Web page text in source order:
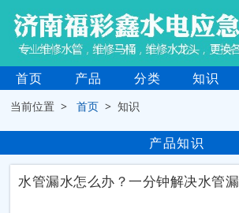
首页 产品 分类 知识
当前位置 >首页 > 知识
产品知识
水管漏水怎么办？一分钟解决水管